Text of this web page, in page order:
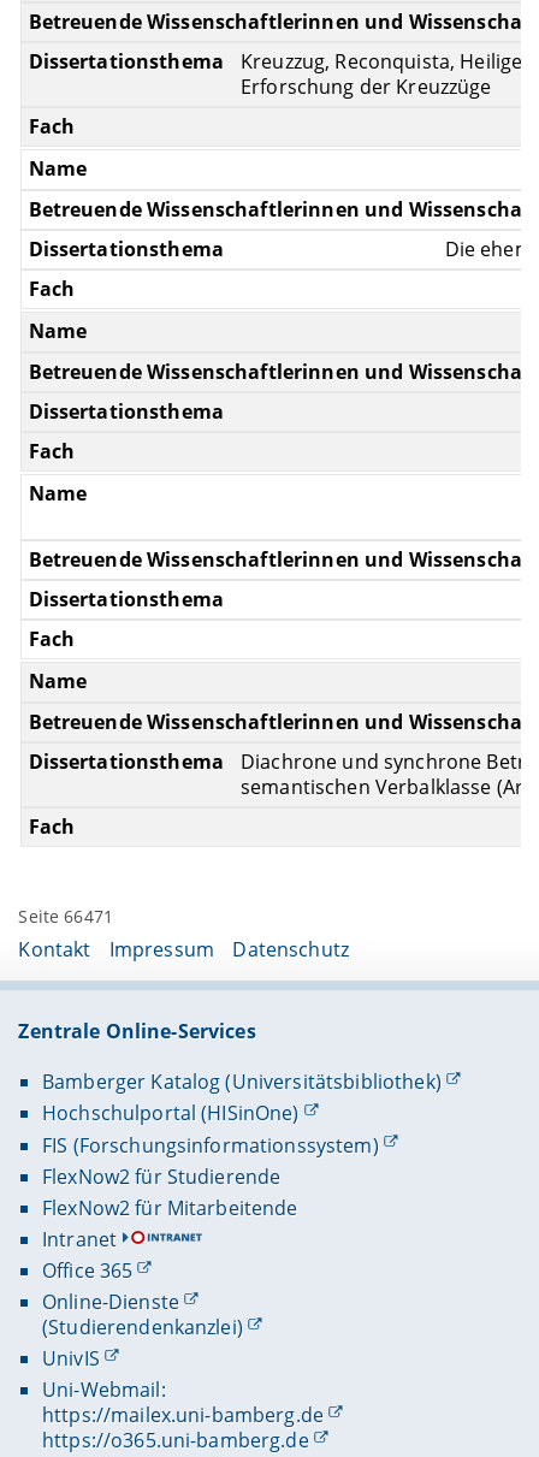
Kreuzzug, Reconquista,
Erforschung der Kreuzzüge
Die
Diachrone und synchrone
semantischen Verbalklasse
Seite 66471
Kontakt Impressum Datenschutz
Zentrale Online-Services
Bamberger Katalog (Universitätsbibliothek)
Hochschulportal (HISinOne)
FIS (Forschungsinformationssystem)
FlexNow2 für Studierende
FlexNow2 für Mitarbeitende
Intranet
Office 365
Online-Dienste
(Studierendenkanzlei)
UnivIS
Uni-Webmail:
https://mailex.uni-bamberg.de
https://o365.uni-bamberg.de